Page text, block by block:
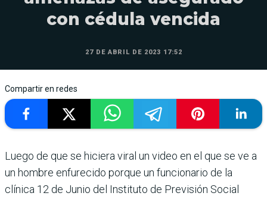
con cédula vencida
27 DE ABRIL DE 2023 17:52
Compartir en redes
Luego de que se hiciera viral un video en el que se ve a
un hombre enfurecido porque un funcionario de la
clínica 12 de Junio del Instituto de Previsión Social